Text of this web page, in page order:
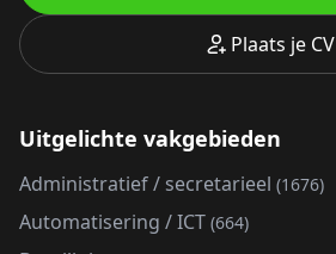
Plaats je CV
Uitgelichte vakgebieden
Administratief / secretarieel (1676)
Automatisering / ICT (664)